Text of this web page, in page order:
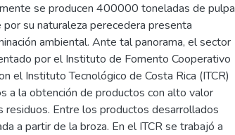
se producen 400000 toneladas de pulpa
su naturaleza perecedera presenta
ambiental. Ante tal panorama, el sector
por el Instituto de Fomento Cooperativo
el Instituto Tecnológico de Costa Rica (ITCR)
a la obtención de pro­ductos con alto valor
residuos. Entre los productos desarrollados
a partir de la broza. En el ITCR se trabajó a